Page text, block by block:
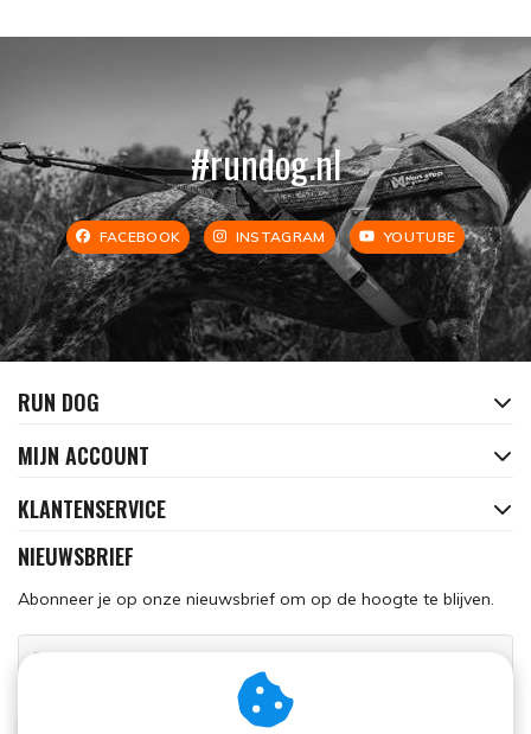
#rundog.nl
FACEBOOK INSTAGRAM YOUTUBE
RUN DOG
MIJN ACCOUNT
KLANTENSERVICE
NIEUWSBRIEF
Abonneer je op onze nieuwsbrief om op de hoogte te blijven.